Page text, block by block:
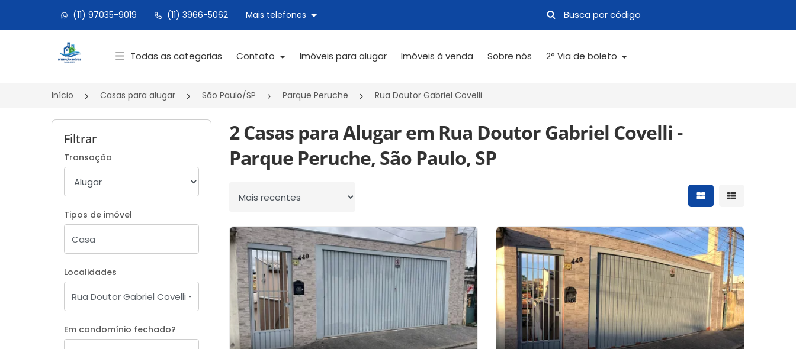
(11) 97035-9019 (11) 3966-5062 Mais telefones
Página inicial
Todas as categorias Contato Imóveis para alugar Imóveis à venda Sobre nós 2° Via de boleto
Início Casas para alugar São Paulo/SP Parque Peruche Rua Doutor Gabriel Covelli
Filtrar
Transação
Tipos de imóvel
Localidades
Em condomínio fechado?
2 Casas para Alugar em Rua Doutor Gabriel Covelli -
Parque Peruche, São Paulo, SP
Ordenar por Mostrar resultados
Mostrar